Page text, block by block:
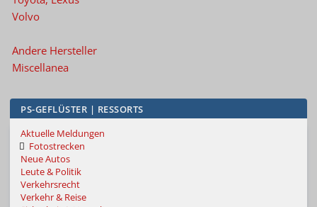
Volvo
Andere Hersteller
Miscellanea
PS-GEFLÜSTER | RESSORTS
Aktuelle Meldungen
Fotostrecken
Neue Autos
Leute & Politik
Verkehrsrecht
Verkehr & Reise